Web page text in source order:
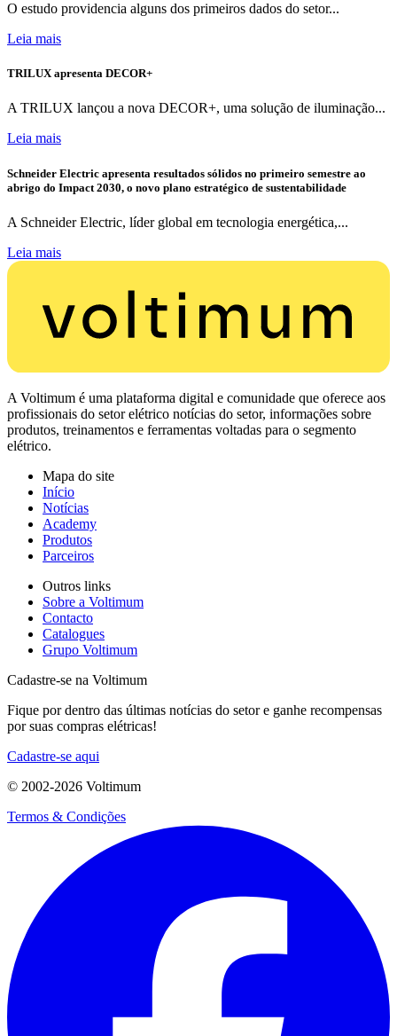
O estudo providencia alguns dos primeiros dados do setor...
Leia mais
TRILUX apresenta DECOR+
A TRILUX lançou a nova DECOR+, uma solução de iluminação...
Leia mais
Schneider Electric apresenta resultados sólidos no primeiro semestre ao
abrigo do Impact 2030, o novo plano estratégico de sustentabilidade
A Schneider Electric, líder global em tecnologia energética,...
Leia mais
A Voltimum é uma plataforma digital e comunidade que oferece aos
profissionais do setor elétrico notícias do setor, informações sobre
produtos, treinamentos e ferramentas voltadas para o segmento
elétrico.
Mapa do site
Início
Notícias
Academy
Produtos
Parceiros
Outros links
Sobre a Voltimum
Contacto
Catalogues
Grupo Voltimum
Cadastre-se na Voltimum
Fique por dentro das últimas notícias do setor e ganhe recompensas
por suas compras elétricas!
Cadastre-se aqui
© 2002-2026 Voltimum
Termos & Condições